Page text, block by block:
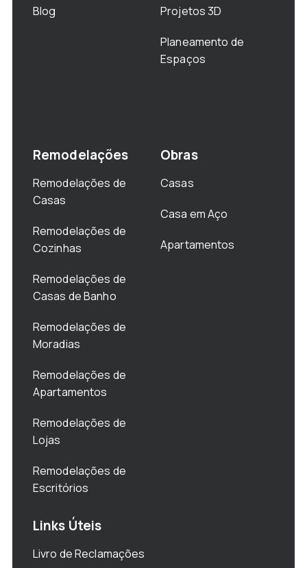
Blog Projetos 3D
Planeamento de
Espaços
Remodelações
Remodelações de
Casas
Remodelações de
Cozinhas
Remodelações de
Casas de Banho
Remodelações de
Moradias
Remodelações de
Apartamentos
Remodelações de
Lojas
Remodelações de
Escritórios
Obras
Casas
Casa em Aço
Apartamentos
Links Úteis
Livro de Reclamações